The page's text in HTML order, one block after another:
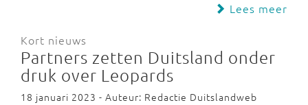
Lees meer
Kort nieuws
Partners zetten Duitsland onder
druk over Leopards
18 januari 2023 - Auteur: Redactie Duitslandweb